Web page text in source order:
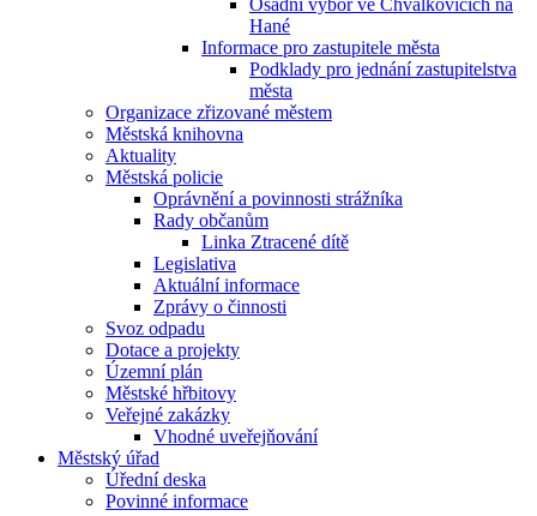
Osadní výbor ve Chvalkovicích na
Hané
Informace pro zastupitele města
Podklady pro jednání zastupitelstva
města
Organizace zřizované městem
Městská knihovna
Aktuality
Městská policie
Oprávnění a povinnosti strážníka
Rady občanům
Linka Ztracené dítě
Legislativa
Aktuální informace
Zprávy o činnosti
Svoz odpadu
Dotace a projekty
Územní plán
Městské hřbitovy
Veřejné zakázky
Vhodné uveřejňování
Městský úřad
Úřední deska
Povinné informace